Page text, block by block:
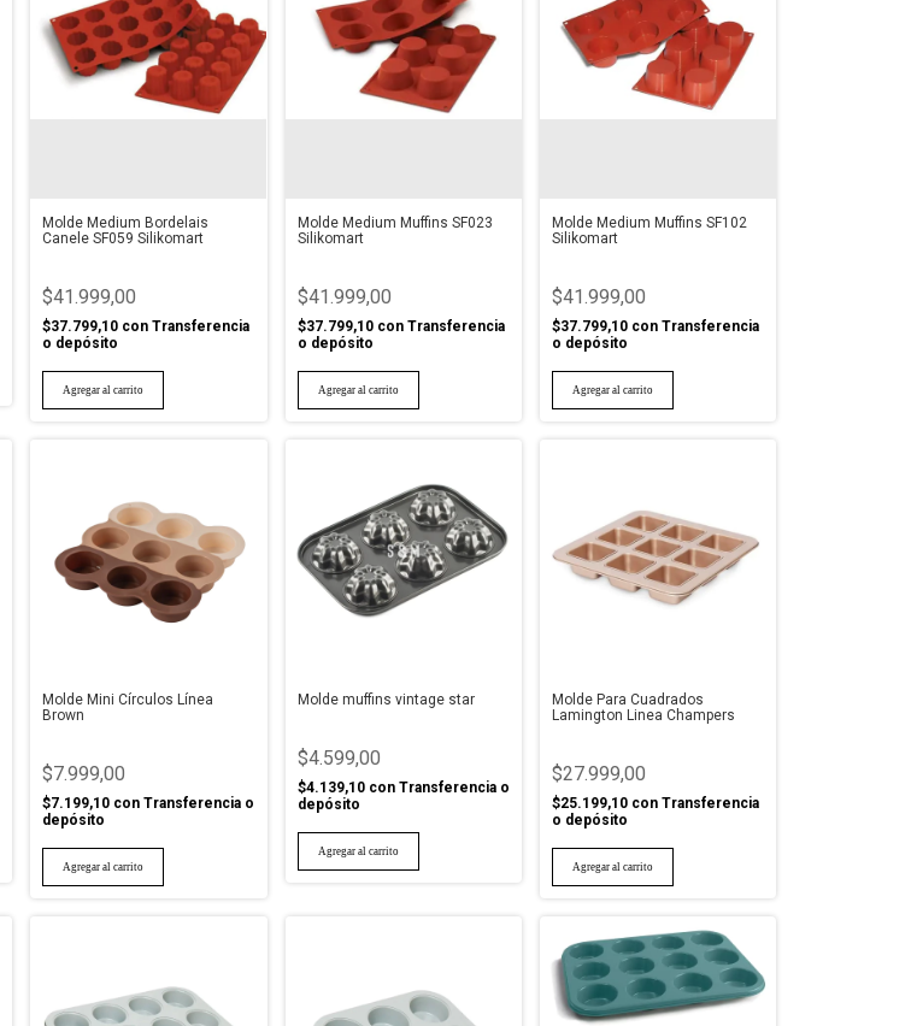
Molde Medium Bordelais
Canele SF059 Silikomart
$41.999,00
$37.799,10 con Transferencia
o depósito
Molde Medium Muffins SF023
Silikomart
$41.999,00
$37.799,10 con Transferencia
o depósito
Molde Medium Muffins SF102
Silikomart
$41.999,00
$37.799,10 con Transferencia
o depósito
Molde Mini Círculos Línea
Brown
$7.999,00
$7.199,10 con Transferencia o
depósito
Molde muffins vintage star
$4.599,00
$4.139,10 con Transferencia o
depósito
Molde Para Cuadrados
Lamington Linea Champers
$27.999,00
$25.199,10 con Transferencia
o depósito